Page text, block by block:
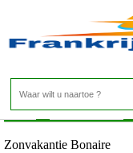
Home>Zonvakanties
Zonvakantie Bonaire